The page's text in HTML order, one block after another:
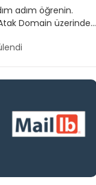
adım öğrenin.
Domain üzerinden